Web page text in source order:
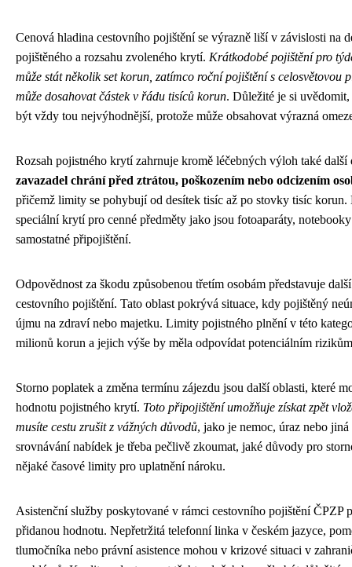
Cenová hladina cestovního pojištění se výrazně liší v závislosti na
pojištěného a rozsahu zvoleného krytí. Krátkodobé pojištění pro
může stát několik set korun, zatímco roční pojištění s celosvětovou
může dosahovat částek v řádu tisíců korun. Důležité je si
být vždy tou nejvýhodnější, protože může obsahovat výrazná
Rozsah pojistného krytí zahrnuje kromě léčebných výloh také
zavazadel chrání před ztrátou, poškozením nebo odcizením
přičemž limity se pohybují od desítek tisíc až po stovky tisíc
speciální krytí pro cenné předměty jako jsou fotoaparáty,
samostatné připojištění.
Odpovědnost za škodu způsobenou třetím osobám představuje
cestovního pojištění. Tato oblast pokrývá situace, kdy pojištěný
újmu na zdraví nebo majetku. Limity pojistného plnění v této
milionů korun a jejich výše by měla odpovídat potenciálním
Storno poplatek a změna termínu zájezdu jsou další oblasti, které
hodnotu pojistného krytí. Toto připojištění umožňuje získat zpět
musíte cestu zrušit z vážných důvodů, jako je nemoc, úraz nebo
srovnávání nabídek je třeba pečlivě zkoumat, jaké důvody pro
nějaké časové limity pro uplatnění nároku.
Asistenční služby poskytované v rámci cestovního pojištění ČPZP
přidanou hodnotu. Nepřetržitá telefonní linka v českém jazyce,
tlumočníka nebo právní asistence mohou v krizové situaci v